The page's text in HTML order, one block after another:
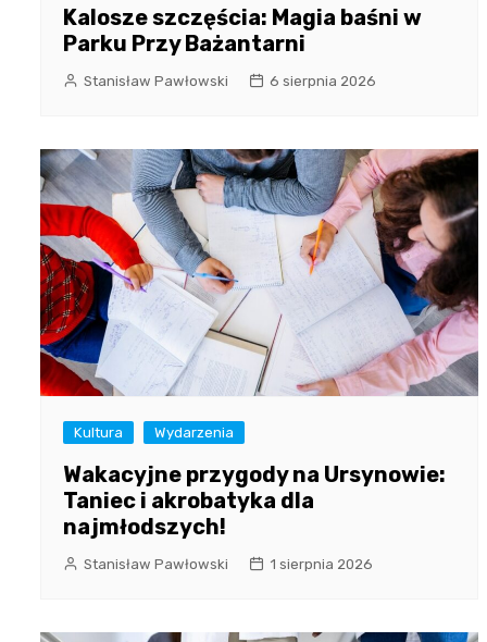
Kalosze szczęścia: Magia baśni w
Parku Przy Bażantarni
Stanisław Pawłowski 6 sierpnia 2026
Kultura Wydarzenia
Wakacyjne przygody na Ursynowie:
Taniec i akrobatyka dla
najmłodszych!
Stanisław Pawłowski 1 sierpnia 2026